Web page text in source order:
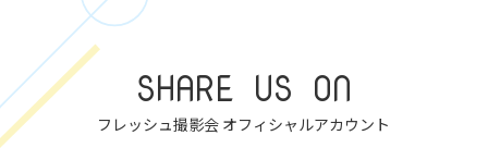
7
sat
SHARE US ON
フレッシュ撮影会 オフィシャルアカウント